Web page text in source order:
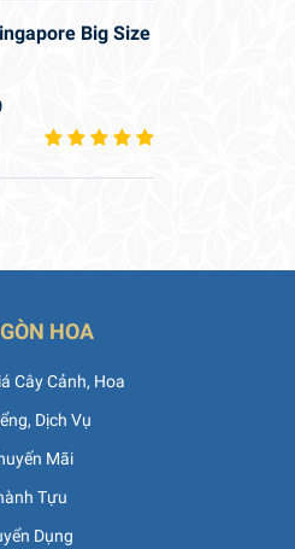
Big Size
HOA
Cây Cảnh, Hoa
Dịch Vụ
Mãi
Tựu
Dụng